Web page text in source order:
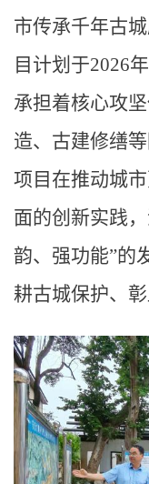
市传承千年古
目计划于2026
承担着核心攻
造、古建修缮
项目在推动城
面的创新实践
韵、强功能”的
耕古城保护、